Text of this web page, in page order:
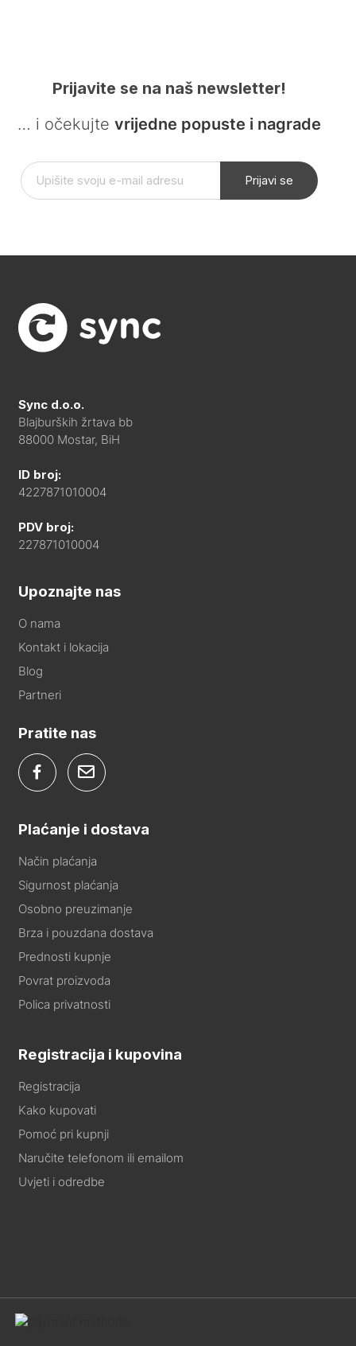
Prijavite se na naš newsletter!
… i očekujte vrijedne popuste i nagrade
Prijavi se
Sync d.o.o.
Blajburških žrtava bb
88000 Mostar, BiH
ID broj:
4227871010004
PDV broj:
227871010004
Upoznajte nas
O nama
Kontakt i lokacija
Blog
Partneri
Pratite nas
Plaćanje i dostava
Način plaćanja
Sigurnost plaćanja
Osobno preuzimanje
Brza i pouzdana dostava
Prednosti kupnje
Povrat proizvoda
Polica privatnosti
Registracija i kupovina
Registracija
Kako kupovati
Pomoć pri kupnji
Naručite telefonom ili emailom
Uvjeti i odredbe